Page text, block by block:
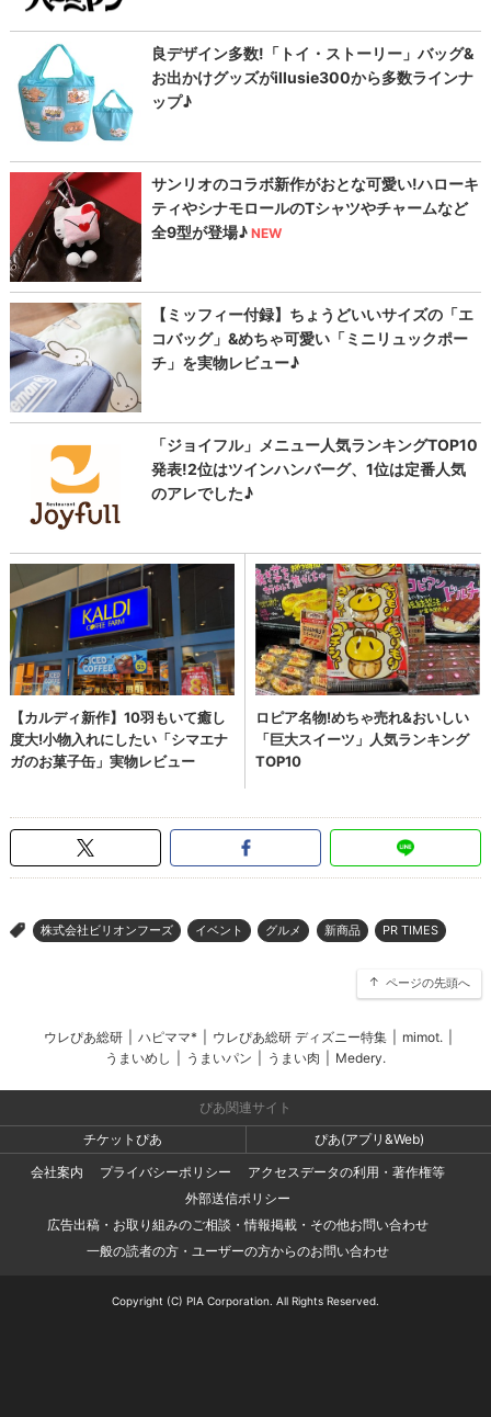
> 株式会社ビリオンフーズ イベント グルメ 新商品 PR TIMES
ページの先頭へ
ウレぴあ総研 ハピママ* ウレぴあ総研 ディズニー特集 mimot.
うまいめし
うまいパン うまい肉 Medery.
ぴあ関連サイト
チケットぴあ
ぴあ(アプリ&Web)
会社案内
プライバシーポリシー
アクセスデータの利用・著作権等
外部送信ポリシー
広告出稿・お取り組みのご相談・情報掲載・その他お問い合わせ
一般の読者の方・ユーザーの方からのお問い合わせ
Copyright (C) PIA Corporation. All Rights Reserved.